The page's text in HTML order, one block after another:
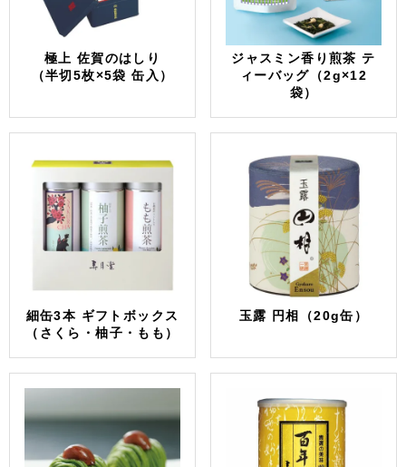
極上 佐賀のはしり
（半切5枚×5袋 缶入）
ジャスミン香り煎茶 テ
ィーバッグ（2g×12
袋）
細缶3本 ギフトボックス
（さくら・柚子・もも）
玉露 円相（20g缶）